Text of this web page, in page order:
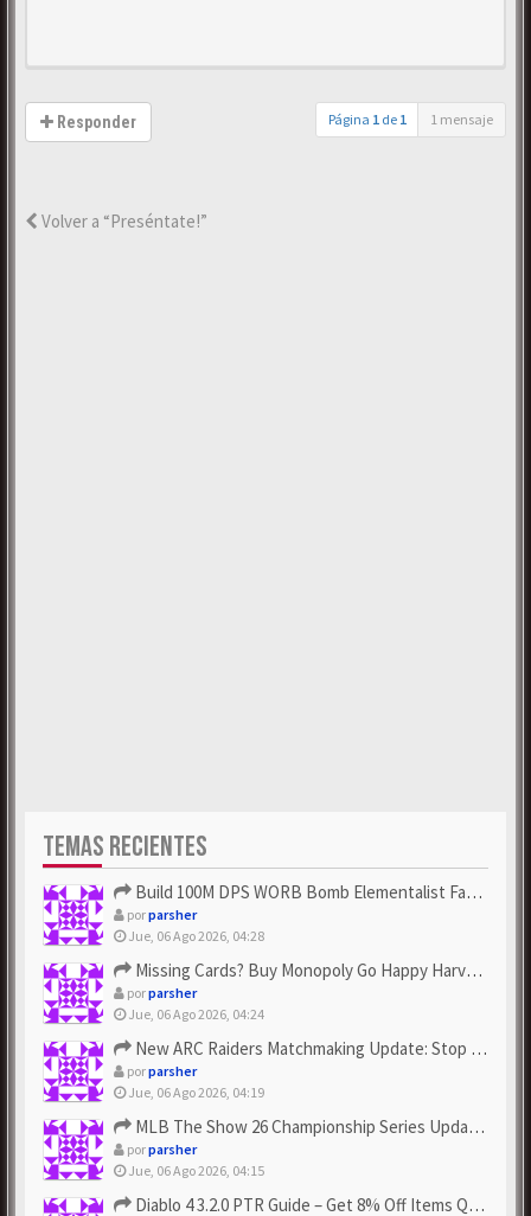
Responder Página 1 de 1 1 mensaje
Volver a “Preséntate!”
TEMAS RECIENTES
Build 100M DPS WORB Bomb Elementalist Fast - Grab POE Curren...
porparsher
Jue, 06 Ago 2026, 04:28
Missing Cards? Buy Monopoly Go Happy Harvest with Looney Tun...
porparsher
Jue, 06 Ago 2026, 04:24
New ARC Raiders Matchmaking Update: Stop Failed - Grab Bluep...
porparsher
Jue, 06 Ago 2026, 04:19
MLB The Show 26 Championship Series Update! Get Cheap & ...
porparsher
Jue, 06 Ago 2026, 04:15
Diablo 4 3.2.0 PTR Guide – Get 8% Off Items Quickly to Test ...